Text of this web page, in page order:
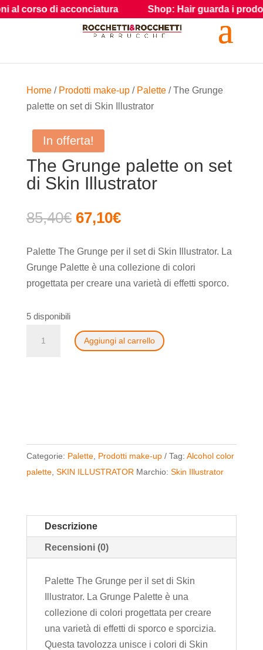
Home/ Prodotti make-up/ Palette/ The Grunge
palette on set di Skin Illustrator
In offerta!
The Grunge palette on set
di Skin Illustrator
85,40€ Il
originale
era:
85,40€.
67,10€Il
attuale
è:
67,10€.
Palette The Grunge per il set di Skin Illustrator. La
Grunge Palette è una collezione di colori
progettata per creare una varietà di effetti sporco.
5 disponibili
Illustrator
quantità
Aggiungi al carrello
Categorie: Palette, Prodotti make-up Tag: Alcohol color
palette, SKIN ILLUSTRATOR Marchio: Skin Illustrator
Descrizione
Recensioni (0)
Palette The Grunge per il set di Skin
Illustrator. La Grunge Palette è una
collezione di colori progettata per creare
una varietà di effetti di sporco e sporcizia.
Questa tavolozza unisce i colori di Skin
Shop: Hair guarda i prodotti e gli